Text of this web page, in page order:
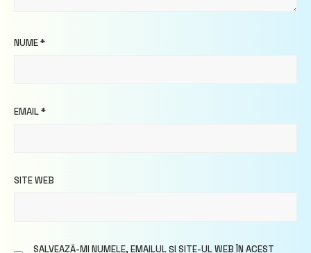
NUME*
EMAIL*
SITE WEB
SALVEAZĂ-MI NUMELE, EMAILUL ȘI SITE-UL WEB ÎN ACEST